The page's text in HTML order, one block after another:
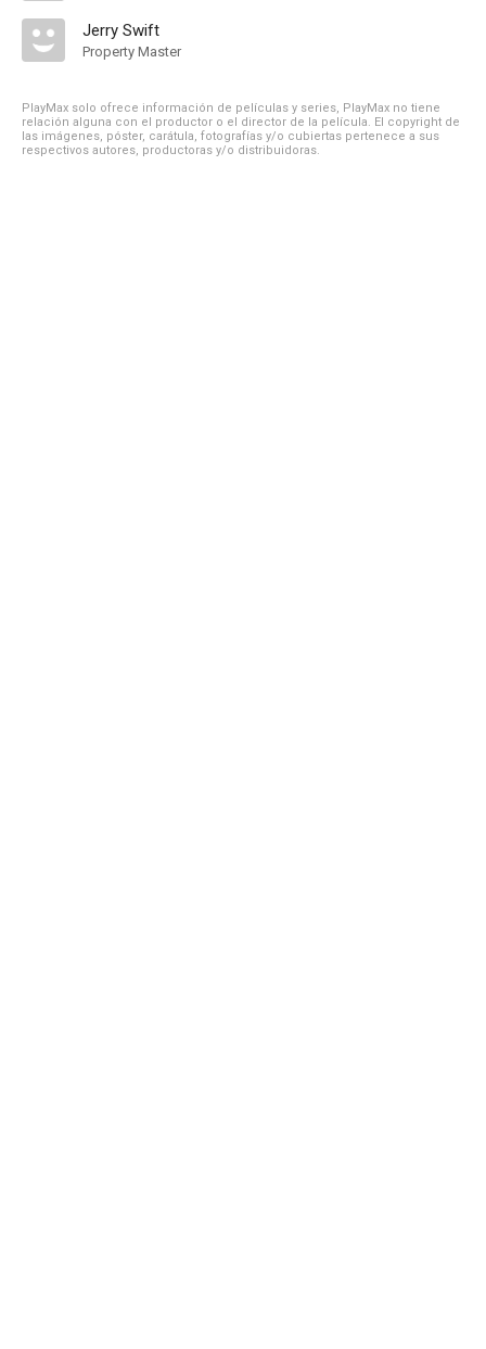
Jerry Swift
Property Master
PlayMax solo ofrece información de películas y series, PlayMax no tiene
relación alguna con el productor o el director de la película. El copyright de
las imágenes, póster, carátula, fotografías y/o cubiertas pertenece a sus
respectivos autores, productoras y/o distribuidoras.